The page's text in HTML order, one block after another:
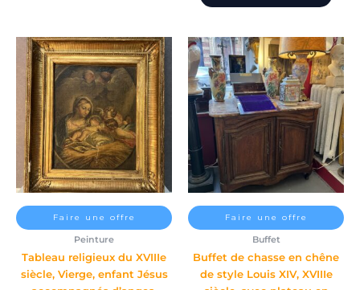
Faire une offre
Peinture
Tableau religieux du XVIIIe
siècle, Vierge, enfant Jésus
Faire une offre
Buffet
Buffet de chasse en chêne
de style Louis XIV, XVIIIe